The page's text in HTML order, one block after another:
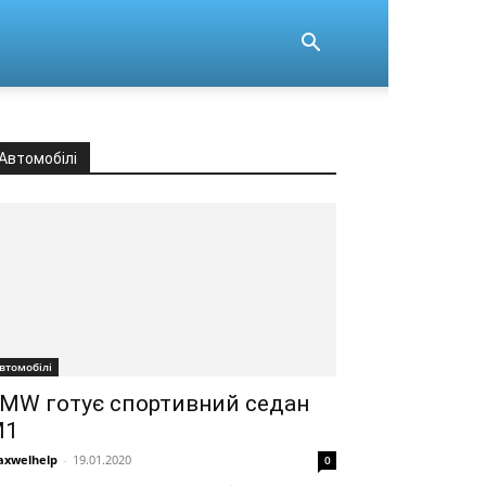
готує спортивний седан
- 19.01.2020 0